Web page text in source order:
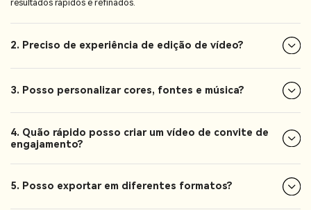
resultados rápidos e refinados.
2. Preciso de experiência de edição de vídeo?
3. Posso personalizar cores, fontes e música?
4. Quão rápido posso criar um vídeo de convite de
engajamento?
5. Posso exportar em diferentes formatos?